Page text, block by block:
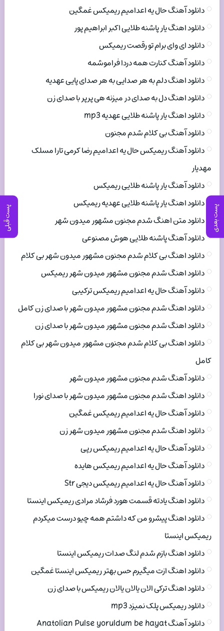
پست بعدی پست قبلی
دانلود آهنگ حال یه اعدامیم ریمیکس غمگین
دانلود اهنگ یار پاشنه طلایی اکبر ابراهیم پور
دانلود ای وای برام تو رقصت ریمیکس
دانلود آهنگ کنارت همه دردا فراموشمه
دانلود اهنگ دلم به هر صدایی به هر صدای پایی عهدیه
دانلود اهنگ دل به صدای در میزنه هی پرپر با صدای زن
دانلود اهنگ یار پاشنه طلایی عهدیه mp3
دانلود آهنگ بی کلام شدم مجنون
دانلود آهنگ ریمیکس حال یه اعدامیم رضا کرمی تارا مسلک
مهدیار
دانلود آهنگ یار پاشنه طلایی ریمیکس
دانلود اهنگ یار پاشنه طلایی عهدیه ریمیکس
دانلود متن اهنگ شدم مجنون مشهور میدون شهر
دانلود آهنگ پاشنه طلایی هوش مصنوعی
دانلود اهنگ بی کلام شدم مجنون مشهور میدون شهر بی کلام
دانلود اهنگ شدم مجنون مشهور میدون شهر ریمیکس
دانلود آهنگ حال یه اعدامیم ریمیکس ترکیبی
دانلود اهنگ شدم مجنون مشهور میدون شهر با صدای زن کامل
دانلود اهنگ شدم مجنون مشهور میدون شهر با صدای زن
دانلود اهنگ بی کلام شدم مجنون مشهور میدون شهر بی کلام
کامل
دانلود آهنگ شدم مجنون مشهور میدون شهر
دانلود اهنگ شدم مجنون مشهور میدون شهر با صدای نورا
دانلود آهنگ حال یه اعدامیم ریمیکس غمگین
دانلود اهنگ شدم مجنون مشهور میدون شهر زن
دانلود آهنگ حال یه اعدامیم ریمیکس رپی
دانلود آهنگ حال یه اعدامیم ریمیکس هایده
دانلود آهنگ حال یه اعدامیم ریمیکس دیجی Str
دانلود اهنگ یادته قسمت هورد فرشاد مرادی ریمیکس اینستا
دانلود اهنگ پیشرو من که داشتم همه چیو درست میکردم
ریمیکس اینستا
دانلود اهنگ بازم شدم لنگ صدات ریمیکس اینستا
دانلود اهنگ ازت میگیرم حس بهتر ریمیکس اینستا غمگین
دانلود اهنگ ترکی الان یالان یالان ریمیکس با صدای زن
دانلود ریمیکس پلک نمیزد mp3
دانلود آهنگ Anatolian Pulse yoruldum be hayat